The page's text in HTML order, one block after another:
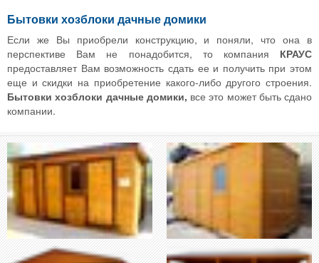
Бытовки хозблоки дачные домики
Если же Вы приобрели конструкцию, и поняли, что она в
перспективе Вам не понадобится, то компания КРАУС
предоставляет Вам возможность сдать ее и получить при этом
еще и скидки на приобретение какого-либо другого строения.
Бытовки хозблоки дачные домики, все это может быть сдано
компании.